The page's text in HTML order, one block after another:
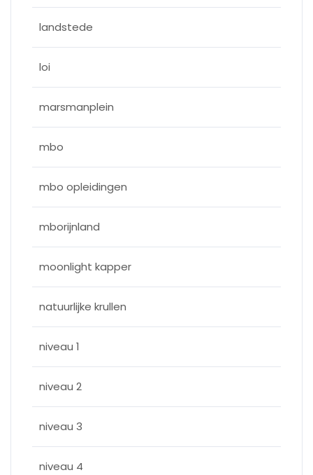
landstede
loi
marsmanplein
mbo
mbo opleidingen
mborijnland
moonlight kapper
natuurlijke krullen
niveau 1
niveau 2
niveau 3
niveau 4